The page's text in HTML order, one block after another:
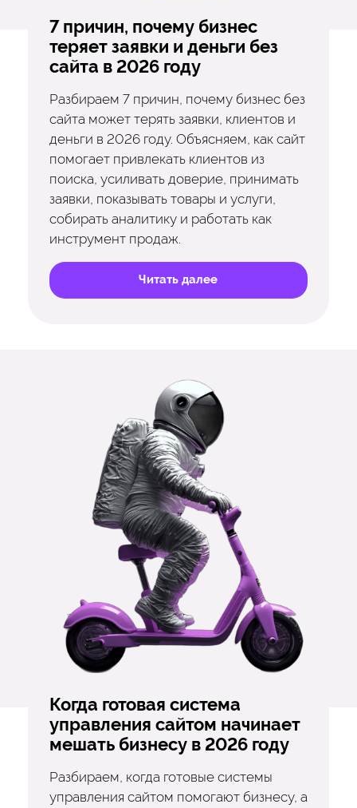
7 причин, почему бизнес
теряет заявки и деньги без
сайта в 2026 году
Разбираем 7 причин, почему бизнес без
сайта может терять заявки, клиентов и
деньги в 2026 году. Объясняем, как сайт
помогает привлекать клиентов из
поиска, усиливать доверие, принимать
заявки, показывать товары и услуги,
собирать аналитику и работать как
инструмент продаж.
Читать далее
Когда готовая система
управления сайтом начинает
мешать бизнесу в 2026 году
Разбираем, когда готовые системы
управления сайтом помогают бизнесу, а